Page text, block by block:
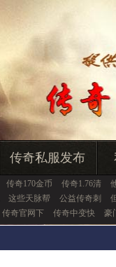
传奇私服发布
传奇170金币 传奇1.76清
这些天脉帮 公益传奇刺
传奇官网下 传奇中变快 豪